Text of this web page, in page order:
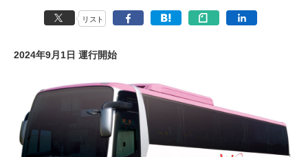
リスト
2024年9月1日 運行開始